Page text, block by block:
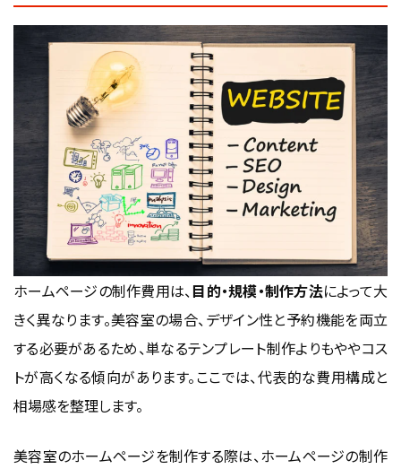
ホームページの制作費用は、目的・規模・制作方法によって大
きく異なります。美容室の場合、デザイン性と予約機能を両立
する必要があるため、単なるテンプレート制作よりもややコス
トが高くなる傾向があります。ここでは、代表的な費用構成と
相場感を整理します。
美容室のホームページを制作する際は、ホームページの制作